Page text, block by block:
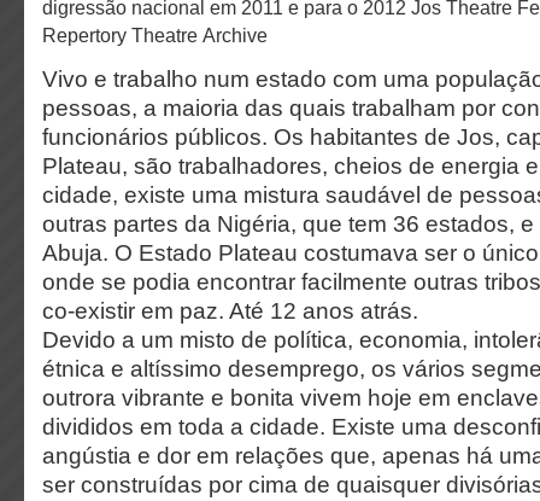
digressão nacional em 2011 e para o 2012 Jos Theatre
Repertory Theatre Archive
Vivo e trabalho num estado com uma
pessoas, a maioria das quais trabalham por
funcionários públicos. Os habitantes de Jos,
Plateau, são trabalhadores, cheios de energia
cidade, existe uma mistura saudável de
outras partes da Nigéria, que tem 36 estados,
Abuja. O Estado Plateau costumava ser o
onde se podia encontrar facilmente outras
co-existir em paz. Até 12 anos atrás.
Devido a um misto de política, economia,
étnica e altíssimo desemprego, os vários
outrora vibrante e bonita vivem hoje em
divididos em toda a cidade. Existe uma
angústia e dor em relações que, apenas há
ser construídas por cima de quaisquer